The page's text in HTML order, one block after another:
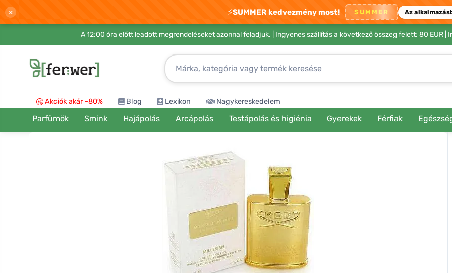
× ⚡SUMMER kedvezmény most! SUMMER Az
A 12:00 óra előtt leadott megrendeléseket azonnal feladjuk. | Ingyenes szállítás a következő összeg felett: 80 EUR |
Akciók akár -80% Blog Lexikon Nagykereskedelem
Parfümök Smink Hajápolás Arcápolás Testápolás és higiénia Gyerekek Férfiak